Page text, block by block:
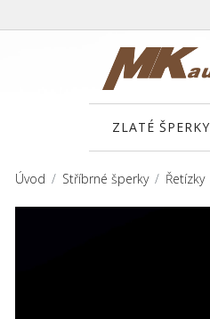
ZLATÉ ŠPERKY
Úvod Stříbrné šperky Řetízky